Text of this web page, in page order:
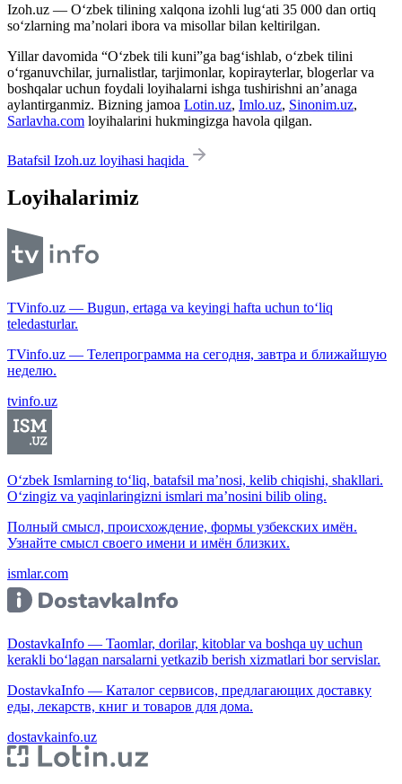
Izoh.uz — O‘zbek tilining xalqona izohli lug‘ati 35 000 dan ortiq
so‘zlarning ma’nolari ibora va misollar bilan keltirilgan.
Yillar davomida “O‘zbek tili kuni”ga bag‘ishlab, o‘zbek tilini
o‘rganuvchilar, jurnalistlar, tarjimonlar, kopirayterlar, blogerlar va
boshqalar uchun foydali loyihalarni ishga tushirishni an’anaga
aylantirganmiz. Bizning jamoa Lotin.uz, Imlo.uz, Sinonim.uz,
Sarlavha.com loyihalarini hukmingizga havola qilgan.
Batafsil Izoh.uz loyihasi haqida
Loyihalarimiz
TVinfo.uz — Bugun, ertaga va keyingi hafta uchun to‘liq
teledasturlar.
TVinfo.uz — Телепрограмма на сегодня, завтра и ближайшую
неделю.
tvinfo.uz
O‘zbek Ismlarning to‘liq, batafsil ma’nosi, kelib chiqishi, shakllari.
O‘zingiz va yaqinlaringizni ismlari ma’nosini bilib oling.
Полный смысл, происхождение, формы узбекских имён.
Узнайте смысл своего имени и имён близких.
ismlar.com
DostavkaInfo — Taomlar, dorilar, kitoblar va boshqa uy uchun
kerakli bo‘lagan narsalarni yetkazib berish xizmatlari bor servislar.
DostavkaInfo — Каталог сервисов, предлагающих доставку
еды, лекарств, книг и товаров для дома.
dostavkainfo.uz